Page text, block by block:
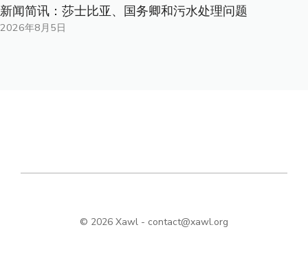
新闻简讯：莎士比亚、国务卿和污水处理问题
2026年8月5日
© 2026 Xawl - contact@xawl.org